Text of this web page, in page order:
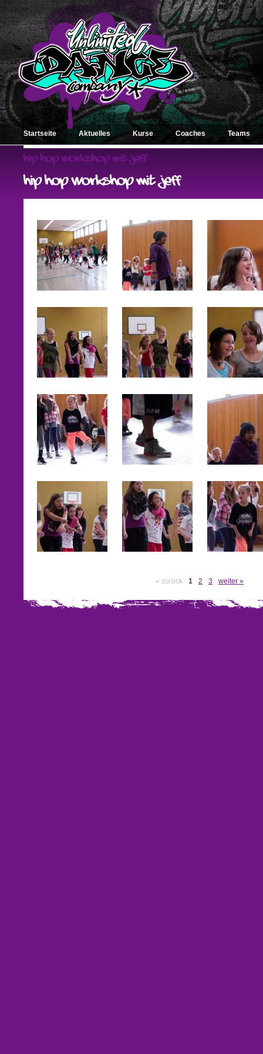
Startseite Aktuelles Kurse Coaches Teams
« zurück 1 2 3 weiter »